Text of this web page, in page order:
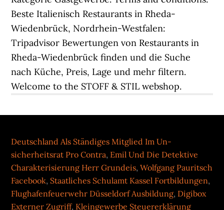
Deutschland Als Ständiges Mitglied Im Un-
sicherheitsrat Pro Contra, Emil Und Die Detektive
Charakterisierung Herr Grundeis,Wolfgang Pauritsch
Facebook, Staatliches Schulamt Kassel Fortbildungen,
Flughafenfeuerwehr Düsseldorf Ausbildung, Digibox
Externer Zugriff, Kleingewerbe Steuererklärung